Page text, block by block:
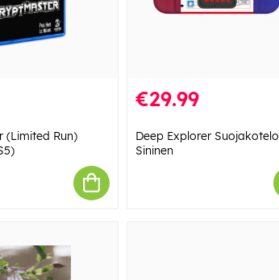
(Limited Run)
€29.99
Deep Explorer Suojakotelo
Sininen